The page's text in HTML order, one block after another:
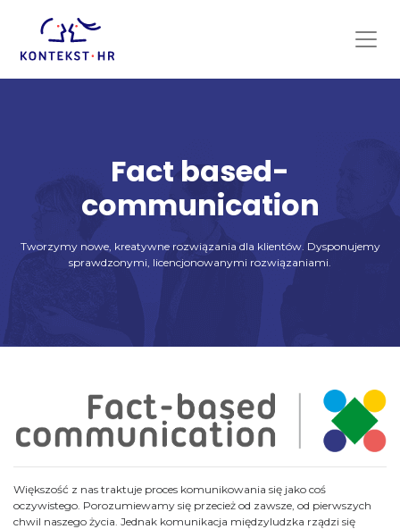
content
Fact based-
communication
Tworzymy nowe, kreatywne rozwiązania dla klientów. Dysponujemy
sprawdzonymi, licencjonowanymi rozwiązaniami.
Większość z nas traktuje proces komunikowania się jako coś
oczywistego. Porozumiewamy się przecież od zawsze, od pierwszych
chwil naszego życia. Jednak komunikacja międzyludzka rządzi się